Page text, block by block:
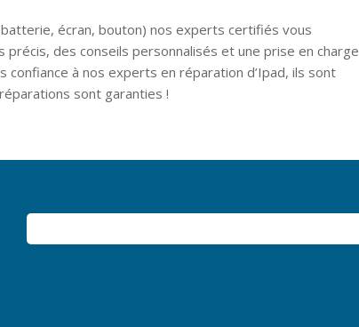
écran, bouton) nos experts certifiés vous
des conseils personnalisés et une prise en charge
à nos experts en réparation d’Ipad, ils sont
sont garanties !